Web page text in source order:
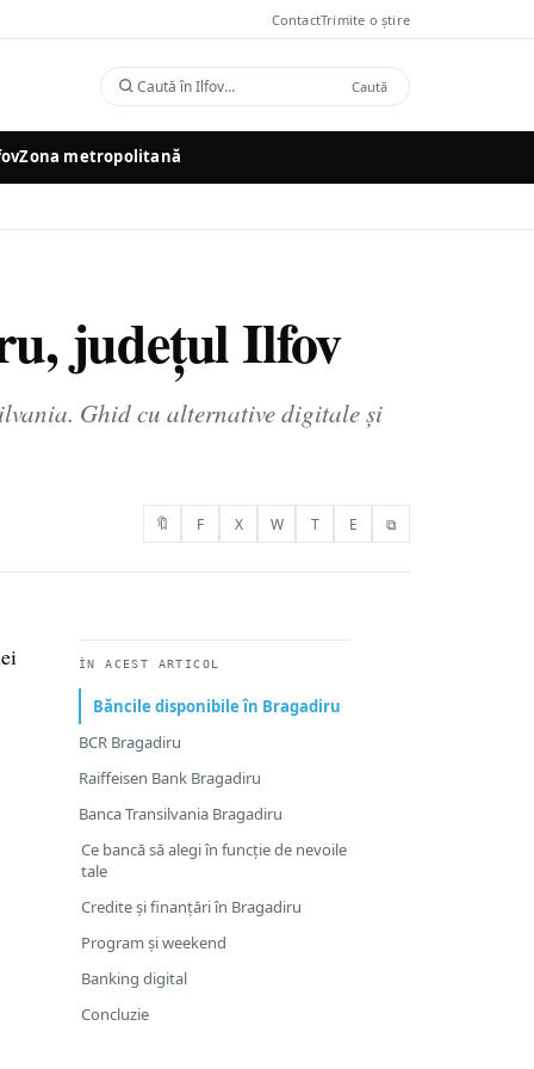
ContactTrimite o știre
Caută
în
Ilfov
Caută
Zona metropolitană
județul Ilfov
Ghid cu alternative digitale și
🔖 F X W T E ⧉
ÎN ACEST ARTICOL
Băncile disponibile în Bragadiru
BCR Bragadiru
Raiffeisen Bank Bragadiru
Banca Transilvania Bragadiru
Ce bancă să alegi în funcție de nevoile
tale
Credite și finanțări în Bragadiru
Program și weekend
Banking digital
Concluzie